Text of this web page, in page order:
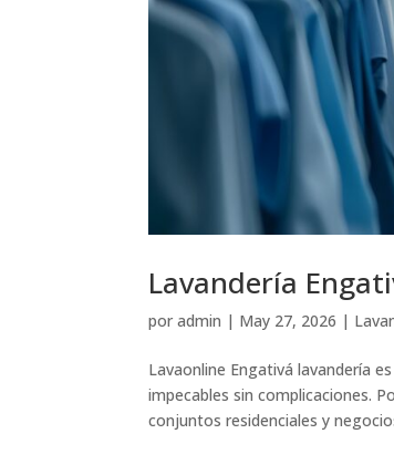
Lavandería
poradmin | May 27, 2026 |
Lavaonline Engativá lavandería
impecables sin complicaciones.
conjuntos residenciales y